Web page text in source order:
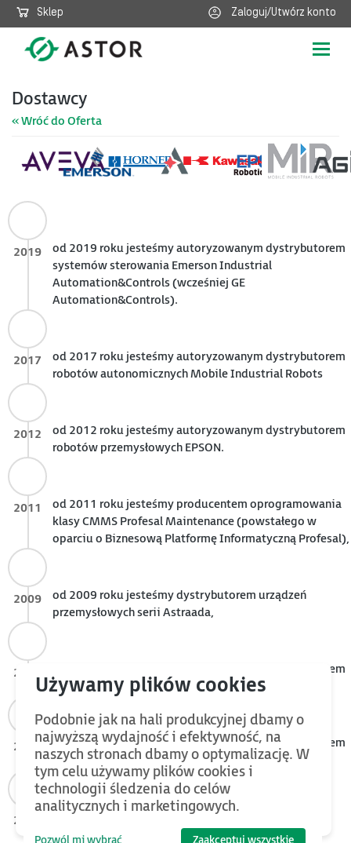
Sklep Zaloguj/Utwórz konto
Dostawcy
« Wróć do Oferta
2019
od 2019 roku jesteśmy autoryzowanym dystrybutorem
systemów sterowania Emerson Industrial
Automation&Controls (wcześniej GE
Automation&Controls).
2017
od 2017 roku jesteśmy autoryzowanym dystrybutorem
robotów autonomicznych Mobile Industrial Robots
2012
od 2012 roku jesteśmy autoryzowanym dystrybutorem
robotów przemysłowych EPSON.
2011
od 2011 roku jesteśmy producentem oprogramowania
klasy CMMS Profesal Maintenance (powstałego w
oparciu o Biznesową Platformę Informatyczną Profesal),
2009
od 2009 roku jesteśmy dystrybutorem urządzeń
przemysłowych serii Astraada,
2007
od 2007 roku jesteśmy autoryzowanym dystrybutorem
robotów przemysłowych Kawasaki,
2005
od 2005 roku jesteśmy autoryzowanym dystrybutorem
urządzeń do sieci przemysłowych Korenix,
2003
od 2003 roku jesteśmy dystrybutorem systemów
sterowania Horner APG,
Podobnie jak na hali produkcyjnej dbamy o
najwyższą wydajność i efektywność, na
naszych stronach dbamy o optymalizację. W
tym celu używamy plików cookies i
technologii śledzenia do celów
analitycznych i marketingowych.